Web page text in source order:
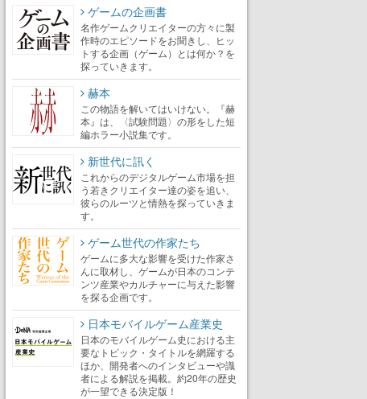
ゲームの企画書
名作ゲームクリエイターの方々に製
作時のエピソードをお聞きし、ヒッ
トする企画（ゲーム）とは何か？を
探っていきます。
赫本
この物語を解いてはいけない。『赫
本』は、〈試験問題〉の形をした短
編ホラー小説集です。
新世代に訊く
これからのデジタルゲーム市場を担
う若きクリエイター達の姿を追い、
彼らのルーツと情熱を探っていきま
す。
ゲーム世代の作家たち
ゲームに多大な影響を受けた作家さ
んに取材し、ゲームが日本のコンテ
ンツ産業やカルチャーに与えた影響
を探る企画です。
日本モバイルゲーム産業史
日本のモバイルゲーム史における主
要なトピック・タイトルを網羅する
ほか、開発者へのインタビューや識
者による解説を掲載。約20年の歴史
が一望できる決定版！